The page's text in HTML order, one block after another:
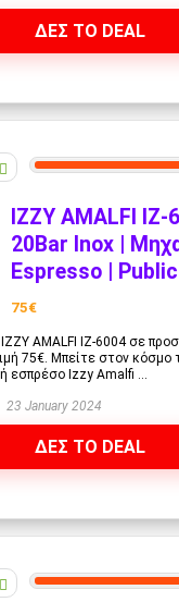
ΔΕΣ ΤΟ DEAL
IZZY AMALFI
20Bar Inox |
Espresso |
75€
AMALFI IZ-6004 σε
75€. Μπείτε στον κόσμο
εσπρέσο Izzy Amalfi ...
23 January 2024
ΔΕΣ ΤΟ DEAL